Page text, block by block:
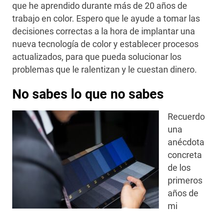
que he aprendido durante más de 20 años de
trabajo en color. Espero que le ayude a tomar las
decisiones correctas a la hora de implantar una
nueva tecnología de color y establecer procesos
actualizados, para que pueda solucionar los
problemas que le ralentizan y le cuestan dinero.
No sabes lo que no sabes
Recuerdo
una
anécdota
concreta
de los
primeros
años de
mi